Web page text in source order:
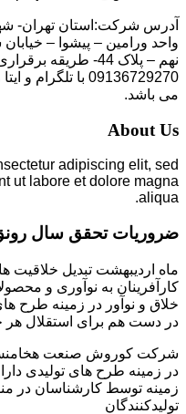
آدرس شرکت:استان تهران-
واحد ورامین – پیشوا –
نهم – پلاک 44-
09136729270 با
می باشد.
About Us
adipiscing elit, sed
ut labore et dolore magna
aliqua.
ضروریات تحقق سال
ماه اردیبهشت تبدیل خلاقیت
کارآفرینان به نوآوری و
خلاق و نوآور در زمینه طرح
در دست هم برای استقلال هر
شرکت کوروش صنعت هخامنش
در زمینه طرح های تولیدی
زمینه توسط کارشناسان در
تولیدکنندگان